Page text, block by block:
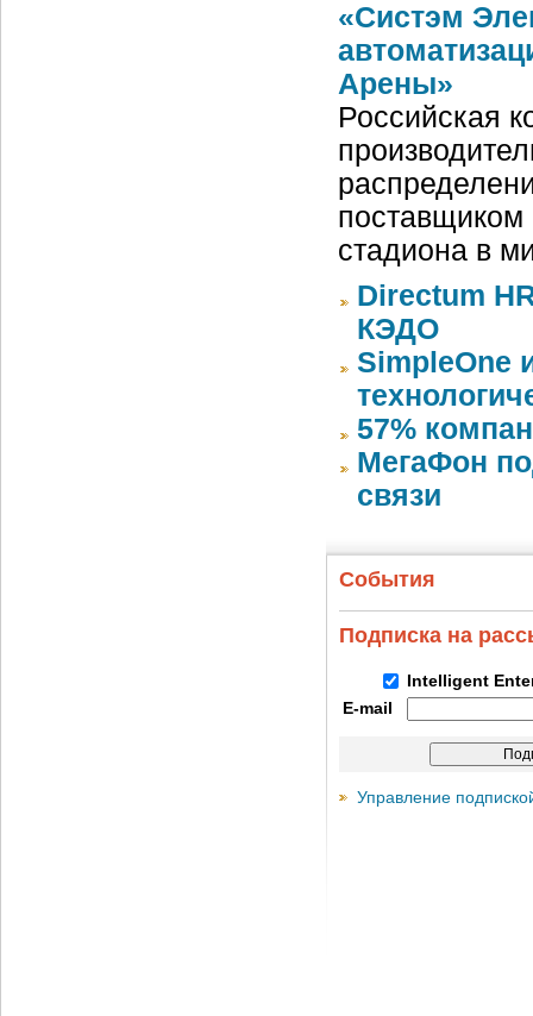
«Систэм
Арены»
Российская
поставщиком
стадиона в
Directum
КЭДО
SimpleOne
57%
МегаФон
связи
События
Подписка на
Intelligent
E-mail
Управление